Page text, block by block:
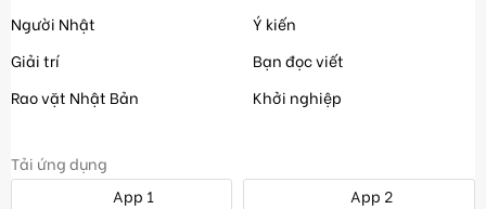
Người Nhật
Giải trí
Rao vặt Nhật Bản
Ý kiến
Bạn đọc viết
Khởi nghiệp
Tải ứng dụng
App 1
App 2